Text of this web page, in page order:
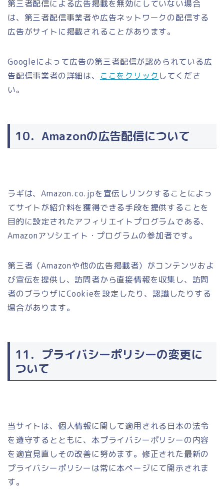
第三者配信による広告掲載を無効にしていない場合
は、第三者配信事業者や広告ネットワークの配信する
広告がサイトに掲載されることがあります。
Googleによって広告の第三者配信が認められている広
告配信事業者の詳細は、 ここをクリック してくださ
い。
10．Amazonの広告配信について
ラギは、Amazon.co.jpを宣伝しリンクすることによっ
てサイトが紹介料を獲得できる手段を提供することを
目的に設定されたアフィリエイトプログラムである、
Amazonアソシエイト・プログラムの参加者です。
第三者（Amazonや他の広告掲載者）がコンテンツおよ
び宣伝を提供し、訪問者から直接情報を収集し、訪問
者のブラウザにCookieを設定したり、認識したりする
場合があります。
11．プライバシーポリシーの変更に
ついて
当サイトは、個人情報に関して適用される日本の法令
を遵守するとともに、本プライバシーポリシーの内容
を適宜見直しその改善に努めます。修正された最新の
プライバシーポリシーは常に本ページにて開示されま
す。